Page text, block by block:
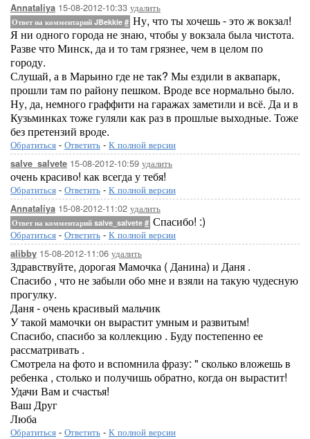
Annataliya 15-08-2012-10:33 удалить
Ответ на комментарий JBekkie # Ну, что ты хочешь - это ж вокзал!
Я ни одного города не знаю, чтобы у вокзала была чистота.
Разве что Минск, да и то там грязнее, чем в целом по
городу.
Слушай, а в Марьино где не так? Мы ездили в аквапарк,
прошли там по району пешком. Вроде все нормально было.
Ну, да, немного граффити на гаражах заметили и всё. Да и в
Кузьминках тоже гуляли как раз в прошлые выходные. Тоже
без претензий вроде.
Обратиться - Ответить - К полной версии
salve_salvete 15-08-2012-10:59 удалить
очень красиво! как всегда у тебя!
Обратиться - Ответить - К полной версии
Annataliya 15-08-2012-11:02 удалить
Ответ на комментарий salve_salvete # Спасибо! :)
Обратиться - Ответить - К полной версии
alibby 15-08-2012-11:06 удалить
Здравствуйте, дорогая Мамочка ( Данина) и Даня .
Спасибо , что не забыли обо мне и взяли на такую чудесную
прогулку.
Даня - очень красивый мальчик
У такой мамочки он вырастит умным и развитым!
Спасибо, спасибо за коллекцию . Буду постепенно ее
рассматривать .
Смотрела на фото и вспомнила фразу: " сколько вложешь в
ребенка , столько и получишь обратно, когда он вырастит!
Удачи Вам и счастья!
Ваш Друг
Люба
Обратиться - Ответить - К полной версии